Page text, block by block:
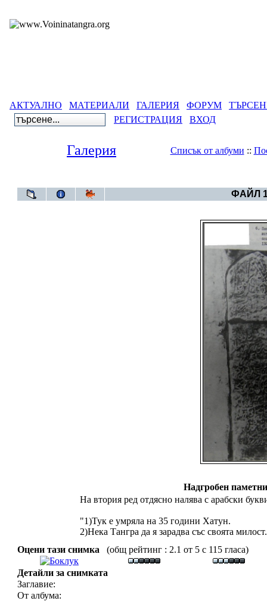
АКТУАЛНО МАТЕРИАЛИ ГАЛЕРИЯ ФОРУМ
РЕГИСТРАЦИЯ
ВХОД
Галерия Списък от албуми ::
ФАЙЛ
Надгробен
На втория ред отдясно налява с арабски
"1)Тук е умряла на 35 години Хатун.
2)Нека Тангра да я зарадва със своята
Оцени тази снимка
(общ рейтинг : 2.1 от 5 с 115 гласа)
Детайли за снимката
Заглавие:
От албума: